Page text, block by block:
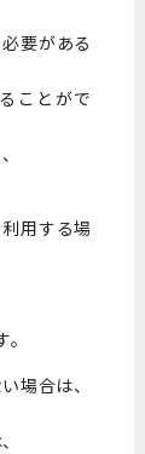
要がある
ことがで
用する場
場合は、